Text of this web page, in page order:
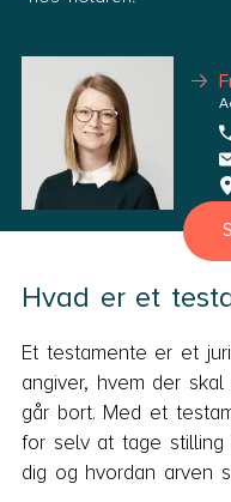
Hvad er et
Et testamente er et
angiver, hvem der
går bort. Med et
for selv at tage
dig og hvordan arven